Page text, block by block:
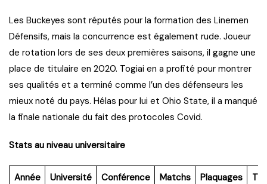
Les Buckeyes sont réputés pour la formation des Linemen
Défensifs, mais la concurrence est également rude. Joueur
de rotation lors de ses deux premières saisons, il gagne une
place de titulaire en 2020. Togiai en a profité pour montrer
ses qualités et a terminé comme l’un des défenseurs les
mieux noté du pays. Hélas pour lui et Ohio State, il a manqué
la finale nationale du fait des protocoles Covid.
Stats au niveau universitaire
Année Université Conférence Matchs Plaquages TFL